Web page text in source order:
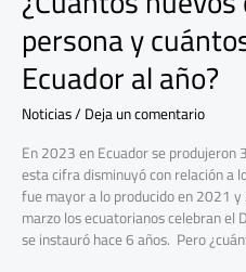
persona y
Ecuador al año?
Noticias/Deja un comentario
En 2023 en Ecuador se
esta cifra disminuyó con relación a
fue mayor a lo producido en 2021
marzo los ecuatorianos celebran el
se instauró hace 6 años. Pero